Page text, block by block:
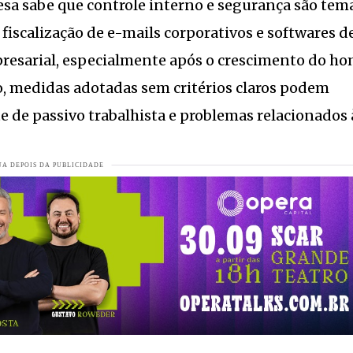
70%VEJA MAIS
57 primaveras.VEJA MAIS
VEJA MAIS
arrasa quarteirões. VEJA MAIS
VEJA MAIS
Santa Catarina e reforça foco em resultadosVEJA MAIS
Jaraguá VEJA MAIS
sabe que controle interno e segurança são
de e-mails corporativos e softwares
especialmente após o crescimento do
medidas adotadas sem critérios claros podem
passivo trabalhista e problemas relacionados